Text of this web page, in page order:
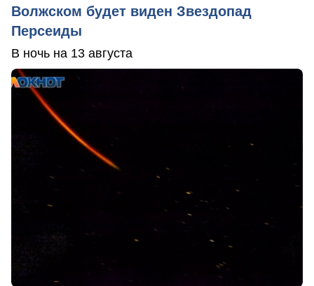
Волжском будет виден Звездопад
Персеиды
В ночь на 13 августа